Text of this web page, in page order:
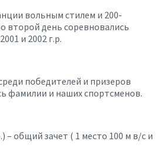
вольным стилем и 200-
второй день соревновались
и 2002 г.р.
победителей и призеров
фамилии и наших спортсменов.
– общий зачет ( 1 место 100 м в/с и